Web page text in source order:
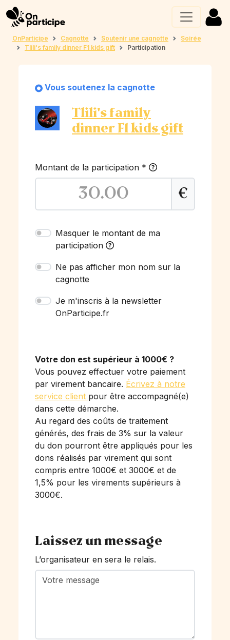
OnParticipe Cagnotte Soutenir une cagnotte
Soirée
Tlili's family dinner F1 kids gift
Participation
Vous soutenez la cagnotte
Tlili's family
dinner F1 kids gift
Montant de la participation *
€
Masquer le montant de ma
participation
Ne pas afficher mon nom sur la
cagnotte
Je m'inscris à la newsletter
OnParticipe.fr
Votre don est supérieur à 1000€ ?
Vous pouvez effectuer votre paiement
par virement bancaire. Écrivez à notre
service client pour être accompagné(e)
dans cette démarche.
Au regard des coûts de traitement
générés, des frais de 3% sur la valeur
du don pourront être appliqués pour les
dons réalisés par virement qui sont
compris entre 1000€ et 3000€ et de
1,5% pour les virements supérieurs à
3000€.
Laissez un message
L’organisateur en sera le relais.